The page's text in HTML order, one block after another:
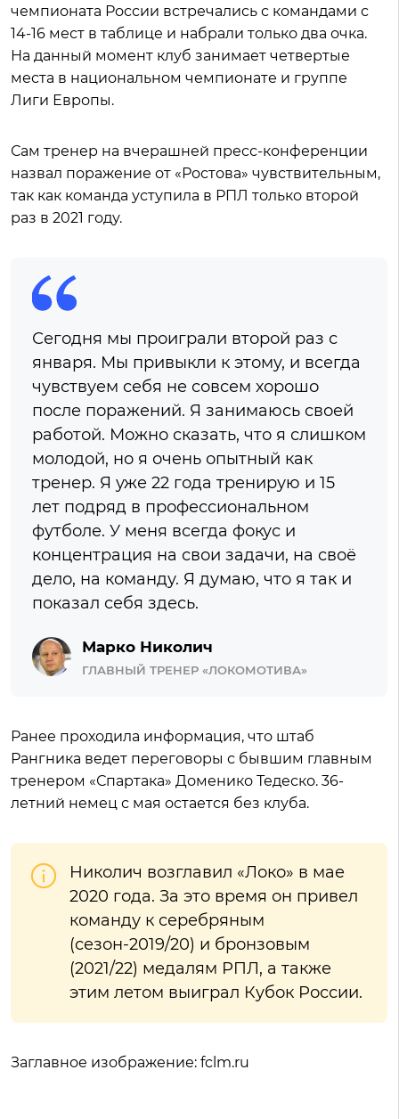
чемпионата России встречались с командами с
14-16 мест в таблице и набрали только два очка.
На данный момент клуб занимает четвертые
места в национальном чемпионате и группе
Лиги Европы.
Сам тренер на вчерашней пресс-конференции
назвал поражение от «Ростова» чувствительным,
так как команда уступила в РПЛ только второй
раз в 2021 году.
Сегодня мы проиграли второй раз с
января. Мы привыкли к этому, и всегда
чувствуем себя не совсем хорошо
после поражений. Я занимаюсь своей
работой. Можно сказать, что я слишком
молодой, но я очень опытный как
тренер. Я уже 22 года тренирую и 15
лет подряд в профессиональном
футболе. У меня всегда фокус и
концентрация на свои задачи, на своё
дело, на команду. Я думаю, что я так и
показал себя здесь.
Марко Николич
ГЛАВНЫЙ ТРЕНЕР «ЛОКОМОТИВА»
Ранее проходила информация, что штаб
Рангника ведет переговоры с бывшим главным
тренером «Спартака» Доменико Тедеско. 36-
летний немец с мая остается без клуба.
Николич возглавил «Локо» в мае
2020 года. За это время он привел
команду к серебряным
(сезон-2019/20) и бронзовым
(2021/22) медалям РПЛ, а также
этим летом выиграл Кубок России.
Заглавное изображение: fclm.ru